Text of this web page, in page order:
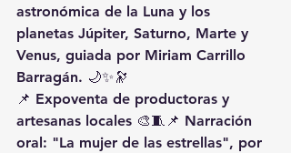
astronómica de la Luna y los
planetas Júpiter, Saturno, Marte y
Venus, guiada por Miriam Carrillo
Barragán. 🌙✨🔭
📌 Expoventa de productoras y
artesanas locales 🎨🧵📌 Narración
oral: "La mujer de las estrellas", por